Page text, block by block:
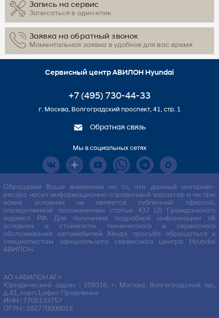
Запись на сервис
Записаться в один клик
Заявка на обратный звонок
Моментальная заявка в удобное для вас время
Сервисный центр АВИЛОН Hyundai
+7 (495) 730-44-33
г. Москва, Волгоградский проспект, 41, стр. 1
Обратная связь
Мы в социальных сетях
Обращаем Ваше внимание на то, что данный интернет-
ресурс носит информационно-справочный характер и ни при
каких условиях не является публичной офертой,
определяемой положениями статьи 437 (2) Гражданского
кодекса РФ. Для получения подробной информации об
условиях и стоимости технического и сервисного
обслуживания автомобилей Хёндэ просьба обращаться к
специалистам официального сервисного центра Hyundai
АВИЛОН.
АО «АВИЛОН АГ»
Юридический адрес : 109316, г. Москва, Волгоградский пр.,
д.41, корп.1,офис Правление
ИНН : 7705133757
ОГРН : 102770000015